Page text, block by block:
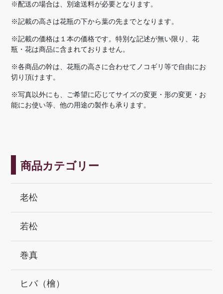
商品カテゴリー
老松
若松
巻真
ヒバ（檜）
※配送の場合は、別途送料が必要となります。
※記載の高さは花瓶の下から葉の先までとなります。
※記載の価格は１本の価格です。特別な記述が無い限り、花
瓶・花は商品に含まれておりません。
※各商品の幹は、花瓶の高さに合わせてノコギリ等で自由にお
切り頂けます。
※写真以外にも、ご希望に応じてサイズの変更・形の変更・お
能にお使い等、他の用途の製作も承ります。